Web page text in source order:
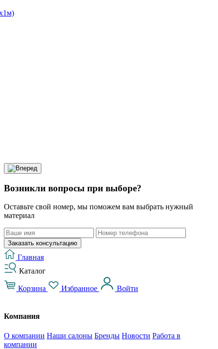
Возникли вопросы при выборе?
Оставьте свой номер, мы поможем вам выбрать нужный
материал
Заказать консультацию
Главная
Каталог
Корзина Избранное Войти
Компания
О компании Наши салоны Бренды Новости Работа в
компании